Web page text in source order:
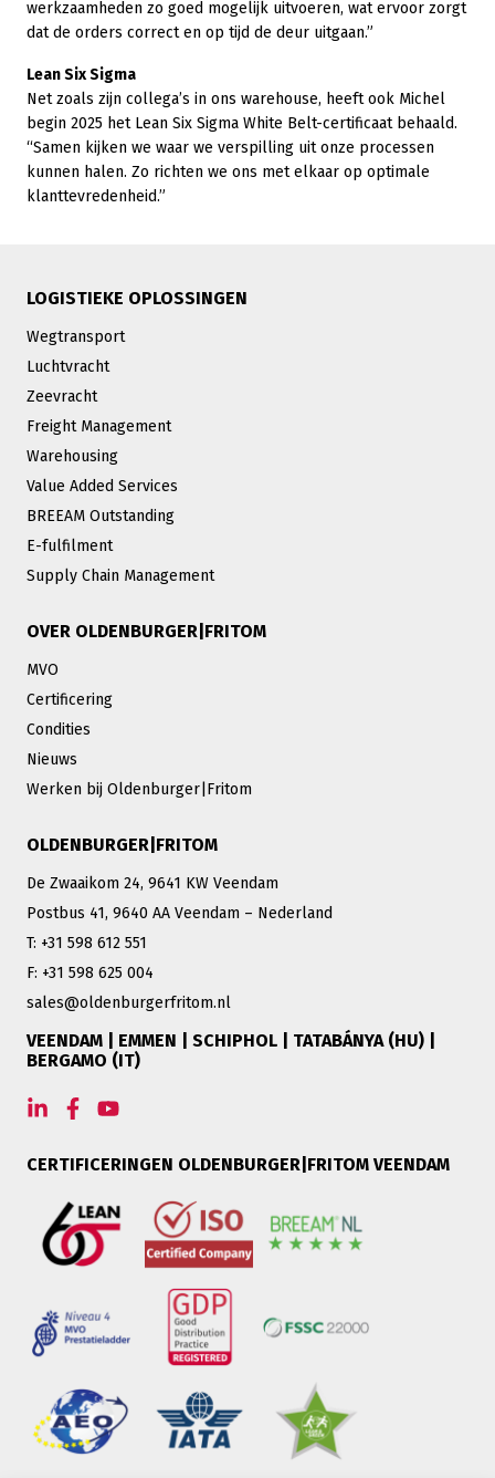
werkzaamheden zo goed mogelijk uitvoeren, wat ervoor zorgt
dat de orders correct en op tijd de deur uitgaan.”
Lean Six Sigma
Net zoals zijn collega’s in ons warehouse, heeft ook Michel
begin 2025 het Lean Six Sigma White Belt-certificaat behaald.
“Samen kijken we waar we verspilling uit onze processen
kunnen halen. Zo richten we ons met elkaar op optimale
klanttevredenheid.”
LOGISTIEKE OPLOSSINGEN
Wegtransport
Luchtvracht
Zeevracht
Freight Management
Warehousing
Value Added Services
BREEAM Outstanding
E-fulfilment
Supply Chain Management
OVER OLDENBURGER|FRITOM
MVO
Certificering
Condities
Nieuws
Werken bij Oldenburger|Fritom
OLDENBURGER|FRITOM
De Zwaaikom 24, 9641 KW Veendam
Postbus 41, 9640 AA Veendam – Nederland
T: +31 598 612 551
F: +31 598 625 004
sales@oldenburgerfritom.nl
VEENDAM | EMMEN | SCHIPHOL | TATABÁNYA (HU) |
BERGAMO (IT)
CERTIFICERINGEN OLDENBURGER|FRITOM VEENDAM